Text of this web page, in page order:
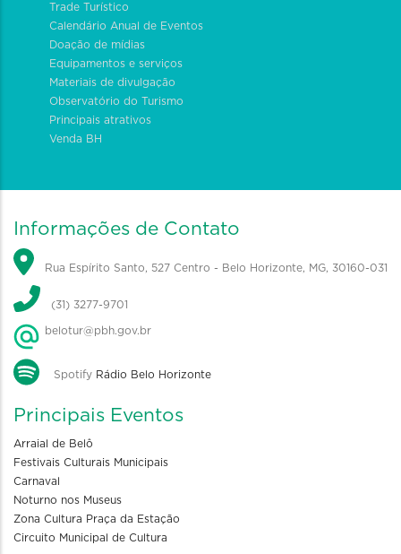
Trade Turístico
Calendário Anual de Eventos
Doação de mídias
Equipamentos e serviços
Materiais de divulgação
Observatório do Turismo
Principais atrativos
Venda BH
Informações de Contato
Rua Espírito Santo, 527 Centro - Belo Horizonte, MG, 30160-031
(31) 3277-9701
belotur@pbh.gov.br
Spotify Rádio Belo Horizonte
Principais Eventos
Arraial de Belô
Festivais Culturais Municipais
Carnaval
Noturno nos Museus
Zona Cultura Praça da Estação
Circuito Municipal de Cultura